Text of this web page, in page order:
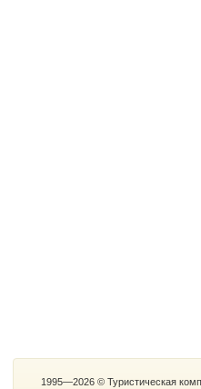
1995—2026 © Туристическая